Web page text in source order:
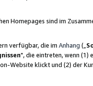
Homepages sind im
verfügbar, die im Anhang („
", die eintreten, wenn (1)
Website klickt und (2) der